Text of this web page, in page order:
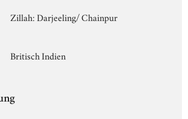
Zillah: Darjeeling/ Chainpur
Britisch Indien